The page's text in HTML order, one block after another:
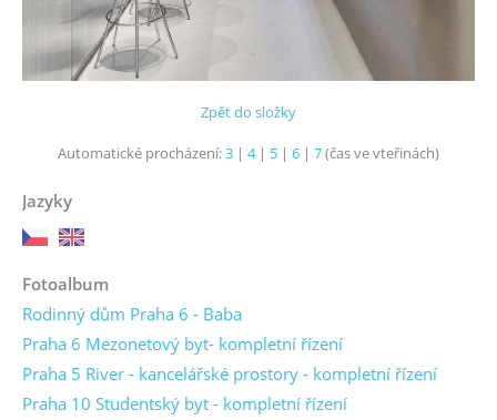
Zpět do složky
Automatické procházení:3 | 4| 5 | 6 | 7(čas ve vteřinách)
Jazyky
Fotoalbum
Rodinný dům Praha 6 - Baba
Praha 6 Mezonetový byt- kompletní řízení
Praha 5 River - kancelářské prostory - kompletní řízení
Praha 10 Studentský byt - kompletní řízení